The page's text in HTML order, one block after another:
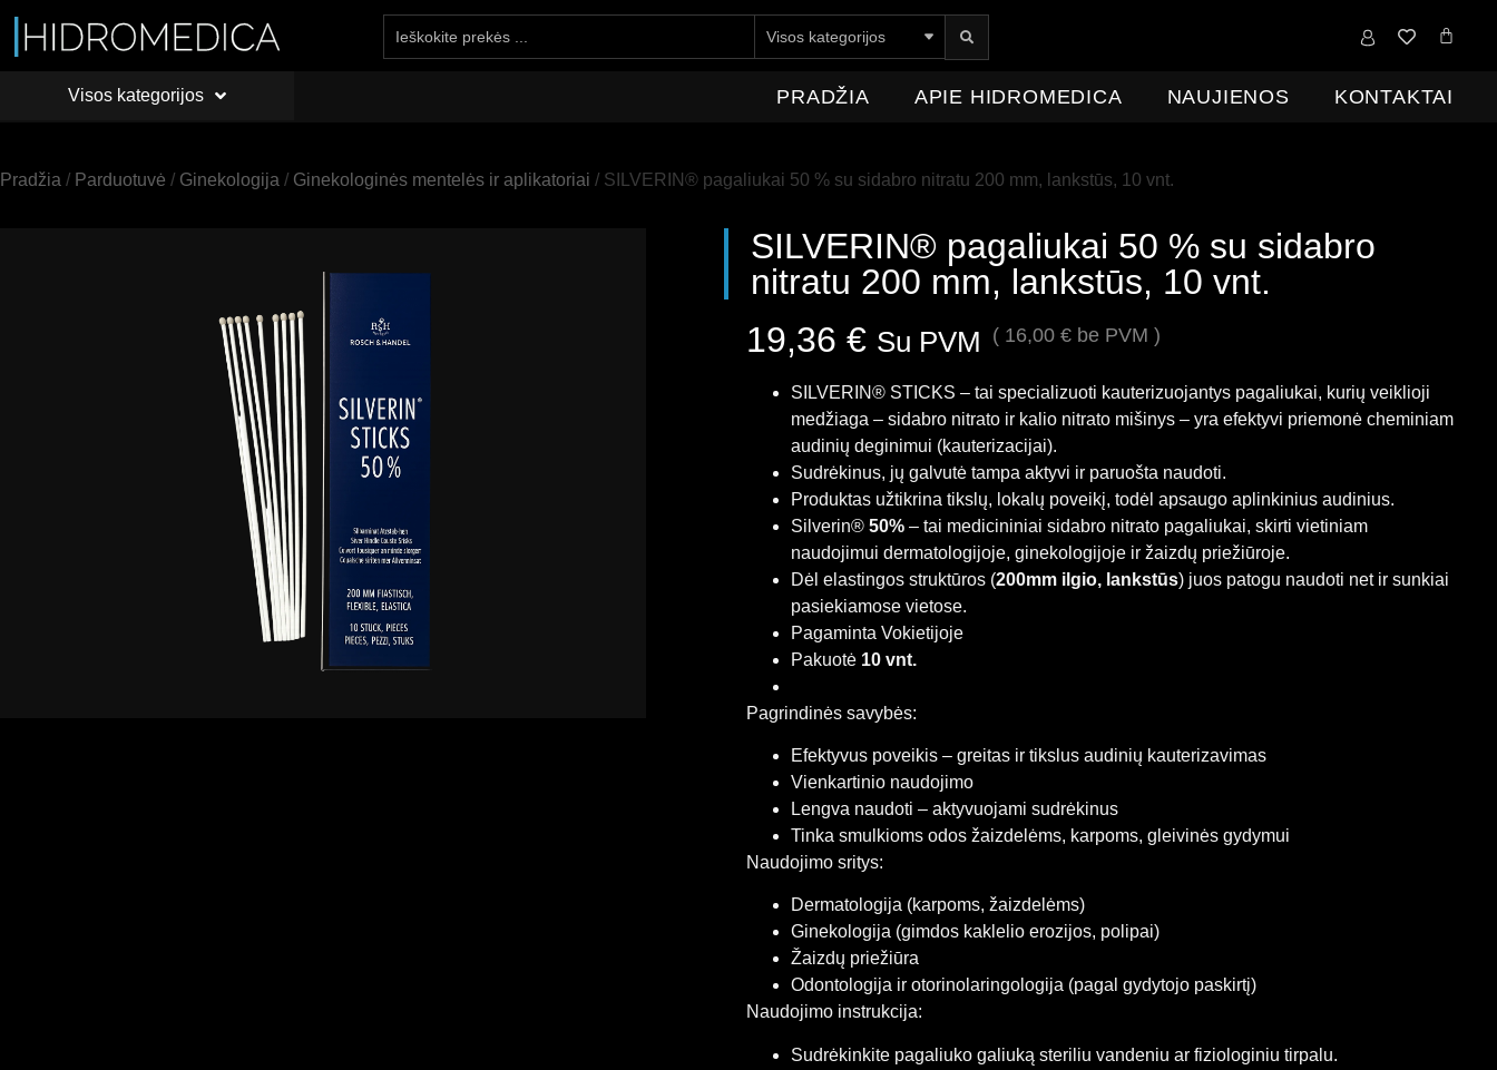
Visos kategorijos PRADŽIA APIE HIDROMEDICA KONTAKTAI 0,00
Visos kategorijos PRADŽIA APIE HIDROMEDICA NAUJIENOS KONTAKTAI
Pradžia / Parduotuvė / Ginekologija / Ginekologinės mentelės ir aplikatoriai / SILVERIN® pagaliukai 50 % su sidabro nitratu 200 mm, lankstūs, 10 vnt.
SILVERIN® pagaliukai 50 % su sidabro
nitratu 200 mm, lankstūs, 10 vnt.
19,36 € Su PVM ( 16,00 € be PVM )
SILVERIN® STICKS – tai specializuoti kauterizuojantys pagaliukai, kurių veiklioji
medžiaga – sidabro nitrato ir kalio nitrato mišinys – yra efektyvi priemonė cheminiam
audinių deginimui (kauterizacijai).
Sudrėkinus, jų galvutė tampa aktyvi ir paruošta naudoti.
Produktas užtikrina tikslų, lokalų poveikį, todėl apsaugo aplinkinius audinius.
Silverin® 50% – tai medicininiai sidabro nitrato pagaliukai, skirti vietiniam
naudojimui dermatologijoje, ginekologijoje ir žaizdų priežiūroje.
Dėl elastingos struktūros (200mm ilgio, lankstūs) juos patogu naudoti net ir sunkiai
pasiekiamose vietose.
Pagaminta Vokietijoje
Pakuotė 10 vnt.
Pagrindinės savybės:
Efektyvus poveikis – greitas ir tikslus audinių kauterizavimas
Vienkartinio naudojimo
Lengva naudoti – aktyvuojami sudrėkinus
Tinka smulkioms odos žaizdelėms, karpoms, gleivinės gydymui
Naudojimo sritys:
Dermatologija (karpoms, žaizdelėms)
Ginekologija (gimdos kaklelio erozijos, polipai)
Žaizdų priežiūra
Odontologija ir otorinolaringologija (pagal gydytojo paskirtį)
Naudojimo instrukcija:
Sudrėkinkite pagaliuko galiuką steriliu vandeniu ar fiziologiniu tirpalu.